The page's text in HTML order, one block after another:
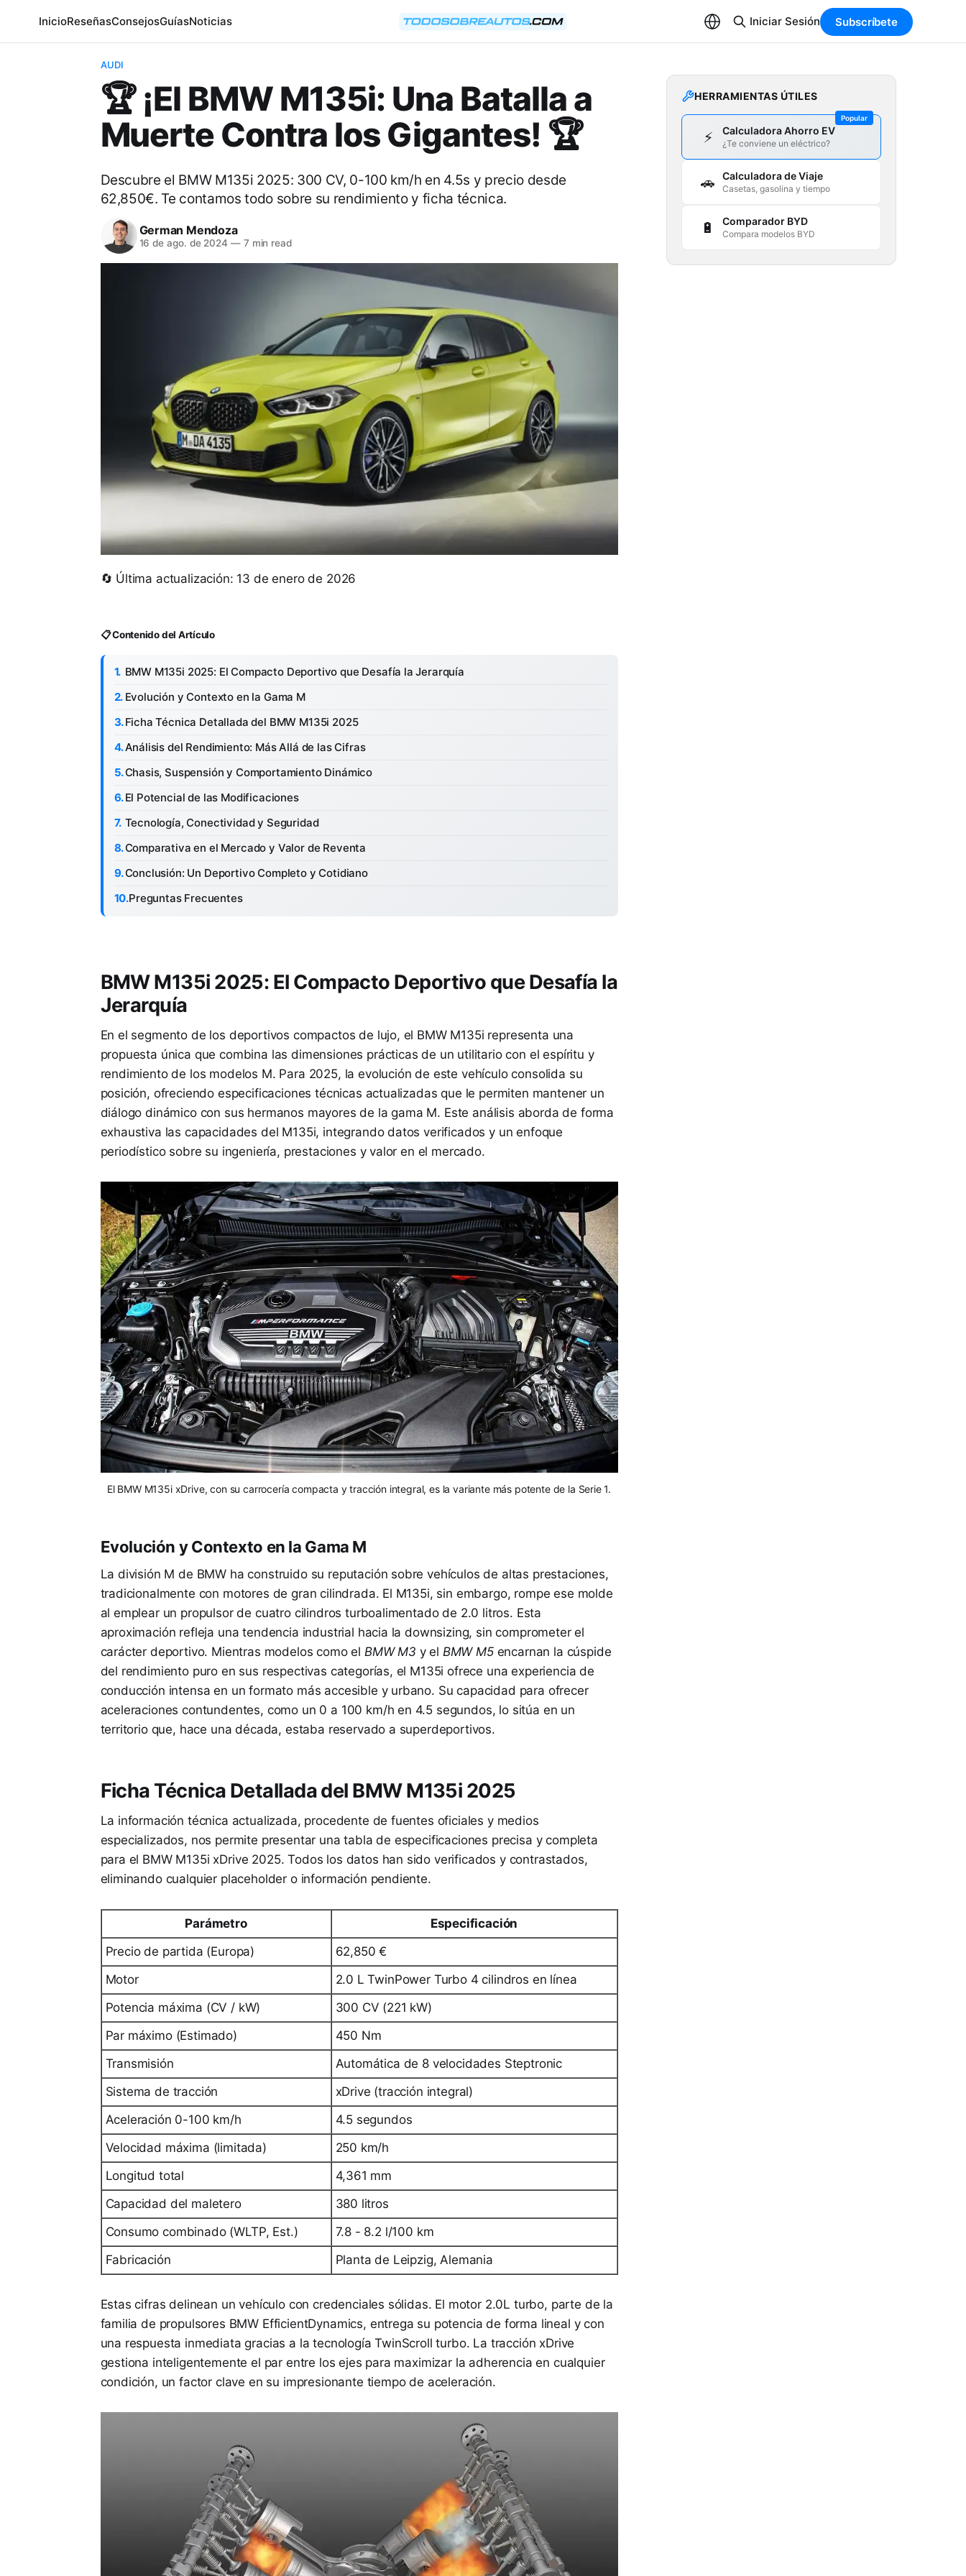
InicioReseñasConsejosGuíasNoticias Iniciar Sesión Subscríbete
AUDI
🏆 ¡El BMW M135i: Una Batalla a
Muerte Contra los Gigantes! 🏆
Descubre el BMW M135i 2025: 300 CV, 0-100 km/h en 4.5s y precio desde
62,850€. Te contamos todo sobre su rendimiento y ficha técnica.
German Mendoza
16 de ago. de 2024 —7 min read
🔄 Última actualización: 13 de enero de 2026
📋 Contenido del Artículo
BMW M135i 2025: El Compacto Deportivo que Desafía la Jerarquía
Evolución y Contexto en la Gama M
Ficha Técnica Detallada del BMW M135i 2025
Análisis del Rendimiento: Más Allá de las Cifras
Chasis, Suspensión y Comportamiento Dinámico
El Potencial de las Modificaciones
Tecnología, Conectividad y Seguridad
Comparativa en el Mercado y Valor de Reventa
Conclusión: Un Deportivo Completo y Cotidiano
Preguntas Frecuentes
BMW M135i 2025: El Compacto Deportivo que Desafía la
Jerarquía
En el segmento de los deportivos compactos de lujo, el BMW M135i representa una
propuesta única que combina las dimensiones prácticas de un utilitario con el espíritu y
rendimiento de los modelos M. Para 2025, la evolución de este vehículo consolida su
posición, ofreciendo especificaciones técnicas actualizadas que le permiten mantener un
diálogo dinámico con sus hermanos mayores de la gama M. Este análisis aborda de forma
exhaustiva las capacidades del M135i, integrando datos verificados y un enfoque
periodístico sobre su ingeniería, prestaciones y valor en el mercado.
El BMW M135i xDrive, con su carrocería compacta y tracción integral, es la variante más potente de la Serie 1.
Evolución y Contexto en la Gama M
La división M de BMW ha construido su reputación sobre vehículos de altas prestaciones,
tradicionalmente con motores de gran cilindrada. El M135i, sin embargo, rompe ese molde
al emplear un propulsor de cuatro cilindros turboalimentado de 2.0 litros. Esta
aproximación refleja una tendencia industrial hacia la downsizing, sin comprometer el
carácter deportivo. Mientras modelos como el BMW M3 y el BMW M5encarnan la cúspide
del rendimiento puro en sus respectivas categorías, el M135i ofrece una experiencia de
conducción intensa en un formato más accesible y urbano. Su capacidad para ofrecer
aceleraciones contundentes, como un 0 a 100 km/h en 4.5 segundos, lo sitúa en un
territorio que, hace una década, estaba reservado a superdeportivos.
Ficha Técnica Detallada del BMW M135i 2025
La información técnica actualizada, procedente de fuentes oficiales y medios
especializados, nos permite presentar una tabla de especificaciones precisa y completa
para el BMW M135i xDrive 2025. Todos los datos han sido verificados y contrastados,
eliminando cualquier placeholder o información pendiente.
Parámetro
Especificación
Precio de partida (Europa)
62,850 €
Motor
2.0 L TwinPower Turbo 4 cilindros en línea
Potencia máxima (CV / kW)
300 CV (221 kW)
Par máximo (Estimado)
450 Nm
Transmisión
Automática de 8 velocidades Steptronic
Sistema de tracción
xDrive (tracción integral)
Aceleración 0-100 km/h
4.5 segundos
Velocidad máxima (limitada)
250 km/h
Longitud total
4,361 mm
Capacidad del maletero
380 litros
Consumo combinado (WLTP, Est.)
7.8 - 8.2 l/100 km
Fabricación
Planta de Leipzig, Alemania
Estas cifras delinean un vehículo con credenciales sólidas. El motor 2.0L turbo, parte de la
familia de propulsores BMW EfficientDynamics, entrega su potencia de forma lineal y con
una respuesta inmediata gracias a la tecnología TwinScroll turbo. La tracción xDrive
gestiona inteligentemente el par entre los ejes para maximizar la adherencia en cualquier
condición, un factor clave en su impresionante tiempo de aceleración.
HERRAMIENTAS ÚTILES
Popular
⚡ Calculadora Ahorro EV
¿Te conviene un eléctrico?
🚗 Calculadora de Viaje
Casetas, gasolina y tiempo
🔋 Comparador BYD
Compara modelos BYD